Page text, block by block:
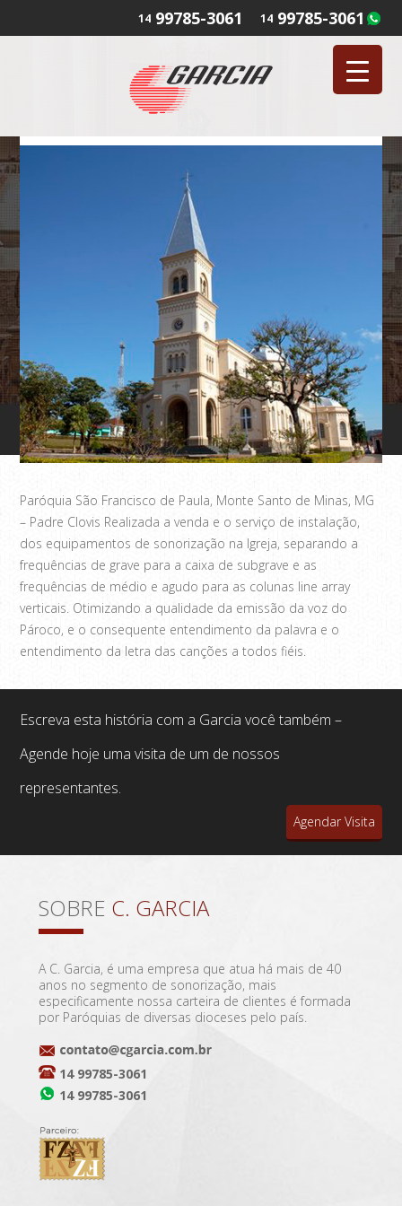
14 99785-3061
14 99785-3061
Paróquia São Francisco de Paula, Monte Santo de Minas, MG
– Padre Clovis Realizada a venda e o serviço de instalação,
dos equipamentos de sonorização na Igreja, separando a
frequências de grave para a caixa de subgrave e as
frequências de médio e agudo para as colunas line array
verticais. Otimizando a qualidade da emissão da voz do
Pároco, e o consequente entendimento da palavra e o
entendimento da letra das canções a todos fiéis.
Escreva esta história com a Garcia você também –
Agende hoje uma visita de um de nossos
representantes.
Agendar Visita
SOBRE C. GARCIA
A C. Garcia, é uma empresa que atua há mais de 40
anos no segmento de sonorização, mais
especificamente nossa carteira de clientes é formada
por Paróquias de diversas dioceses pelo país.
14 99785-3061
14 99785-3061